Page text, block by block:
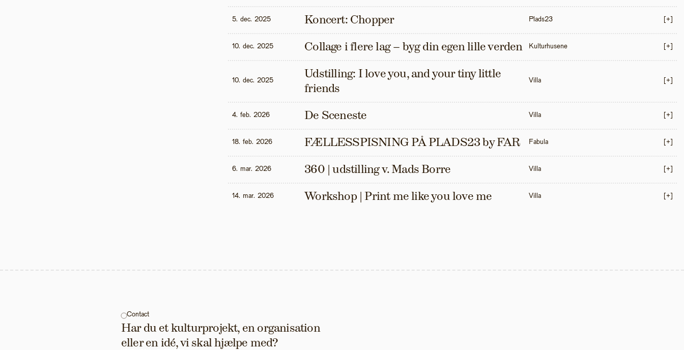
5. dec. 2025 Koncert: Chopper Plads23 [+]
10. dec. 2025 Collage i flere lag – byg din egen lille verden Kulturhusene [+]
10. dec. 2025
Udstilling: I love you, and your tiny little
friends
Villa [+]
4. feb. 2026 De Sceneste Villa [+]
18. feb. 2026 FÆLLESSPISNING PÅ PLADS23 by FAR Fabula [+]
6. mar. 2026 360 | udstilling v. Mads Borre Villa [+]
14. mar. 2026 Workshop | Print me like you love me Villa [+]
Har du et kulturprojekt, en organisation
eller en idé, vi skal hjælpe med?
Contact